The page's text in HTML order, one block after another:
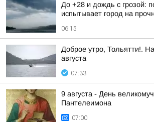
До +28 и дождь с грозой:
испытывает город на
06:15
Доброе утро, Тольятти!.
августа
07:33
9 августа - День
Пантелеимона
07:00